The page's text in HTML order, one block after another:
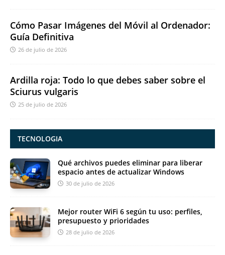
Cómo Pasar Imágenes del Móvil al Ordenador:
Guía Definitiva
26 de julio de 2026
Ardilla roja: Todo lo que debes saber sobre el
Sciurus vulgaris
25 de julio de 2026
TECNOLOGIA
Qué archivos puedes eliminar para liberar
espacio antes de actualizar Windows
30 de julio de 2026
Mejor router WiFi 6 según tu uso: perfiles,
presupuesto y prioridades
28 de julio de 2026